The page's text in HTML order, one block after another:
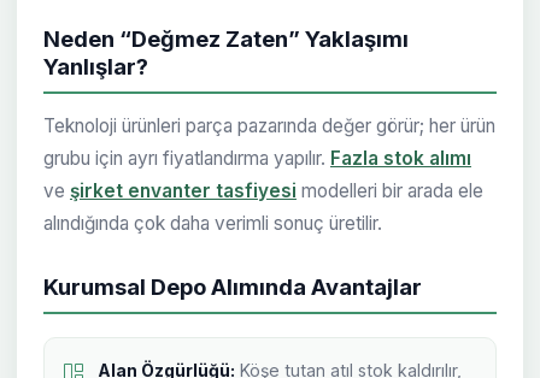
Neden “Değmez Zaten” Yaklaşımı
Yanlışlar?
Teknoloji ürünleri parça pazarında değer görür; her ürün
grubu için ayrı fiyatlandırma yapılır. Fazla stok alımı
ve şirket envanter tasfiyesi modelleri bir arada ele
alındığında çok daha verimli sonuç üretilir.
Kurumsal Depo Alımında Avantajlar
Alan Özgürlüğü: Köşe tutan atıl stok kaldırılır,